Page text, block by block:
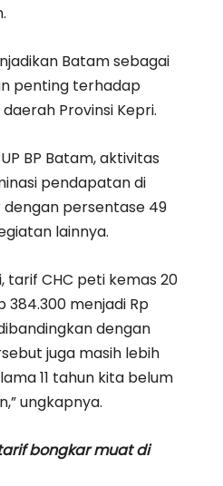
Batam sebagai
penting terhadap
Provinsi Kepri.
BP Batam, aktivitas
pendapatan di
persentase 49
lainnya.
tarif CHC peti kemas 20
384.300 menjadi Rp
dengan
juga masih lebih
11 tahun kita belum
ungkapnya.
bongkar muat di